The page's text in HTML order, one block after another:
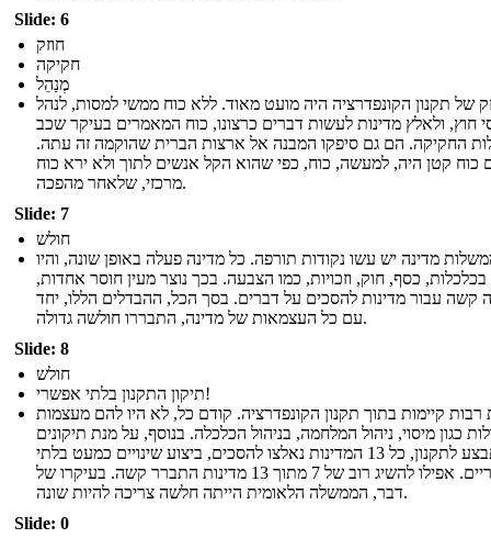
Slide: 6
חוזק
חקיקה
מְנַהֵל
של תקנון הקונפדרציה היה מועט מאוד. ללא כוח ממשי למסות, לנהל
חוץ, ולאלץ מדינות לעשות דברים כרצונו, כוח המאמרים בעיקר שכב
החקיקה. הם גם סיפקו המבנה אל ארצות הברית שהוקמה זה עתה.
כוח קטן היה, למעשה, כוח, כפי שהוא הקל אנשים לתוך ולא ירא כוח
מרכזי, שלאחר מהפכה.
Slide: 7
חולש
מדינה יש עשו נקודות תורפה. כל מדינה פעלה באופן שונה, והיו
בכלכלות, כסף, חוק, וזכויות, כמו הצבעה. בכך נוצר מעין חוסר אחדות,
קשה עבור מדינות להסכים על דברים. בסך הכל, ההבדלים הללו, יחד
עם כל העצמאות של מדינה, התבררו חולשה גדולה.
Slide: 8
חולש
תיקון התקנון בלתי אפשרי!
רבות קיימות בתוך תקנון הקונפדרציה. קודם כל, לא היו להם מעצמות
כגון מיסוי, ניהול המלחמה, בניהול הכלכלה. בנוסף, על מנת תיקונים
להתבצע לתקנון, כל 13 המדינות נאלצו להסכים, ביצוע שינויים כמעט בלתי
אפשריים. אפילו להשיג רוב של 7 מתוך 13 מדינות התברר קשה. בעיקרו של
דבר, הממשלה הלאומית הייתה חלשה צריכה להיות שונה.
Slide: 0